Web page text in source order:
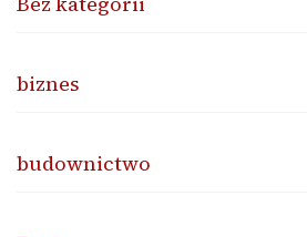
biznes
budownictwo